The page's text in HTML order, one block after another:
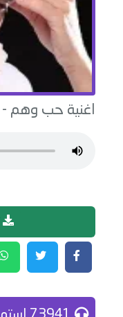
اغنية حب وهم -